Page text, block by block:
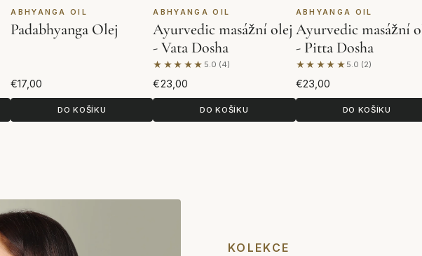
ABHYANGA OIL
Padabhyanga Olej
€17,00
DO KOŠÍKU
ABHYANGA OIL
Ayurvedic masážní olej
- Vata Dosha
★★★★★ 5.0 (4)
Na základě 4 hodnocení
€23,00
DO KOŠÍKU
ABHYANGA OIL
Ayurvedic masážní
- Pitta Dosha
★★★★★ 5.0 (2)
Na základě 2 hodnocení
€23,00
DO KOŠÍKU
KOLEKCE